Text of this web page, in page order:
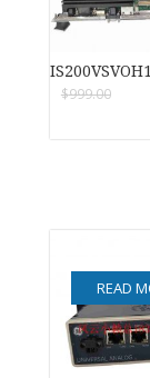
$999.00
READ